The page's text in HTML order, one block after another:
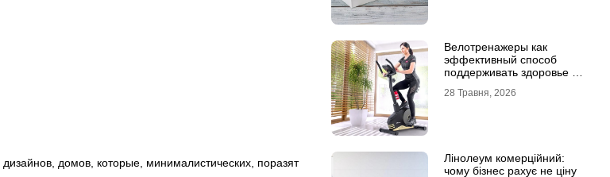
дизайнов, домов, которые, минималистических, поразят
Велотренажеры как
эффективный способ
поддерживать здоровье и
28 Травня, 2026
Лінолеум комерційний:
чому бізнес рахує не ціну